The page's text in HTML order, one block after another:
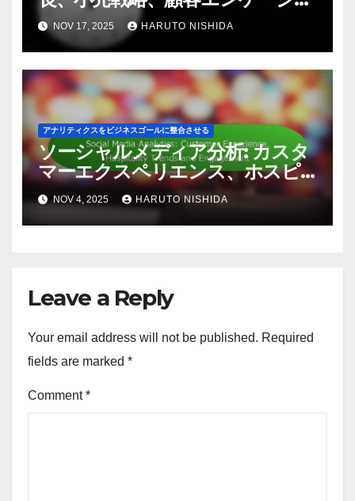
アナリティクスをビジネスゴールに整合させる
ソーシャルメディア分析: 売上成
長、小売戦略、顧客エンゲージメ
ント
NOV 17, 2025 HARUTO NISHIDA
マーエクスペリエンス、ホスピ
メント